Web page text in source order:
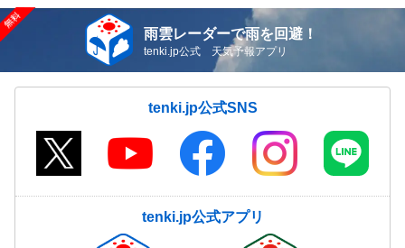
雨雲レーダーで雨を回避！
tenki.jp公式 天気予報アプリ
tenki.jp公式SNS
tenki.jp公式アプリ